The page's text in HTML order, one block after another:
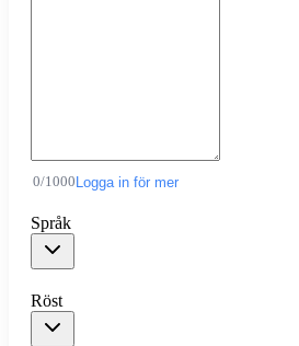
0/1000 Logga in för mer
Språk
Röst